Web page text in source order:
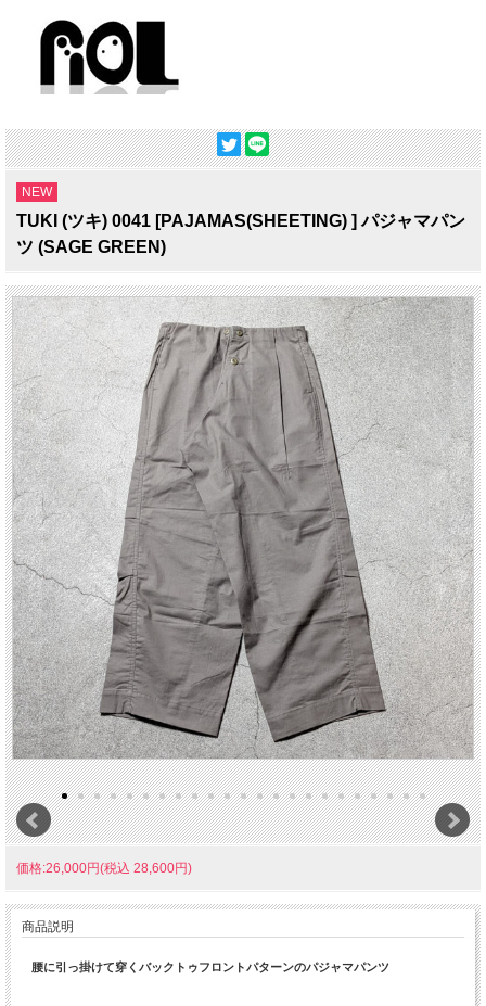
NEW
TUKI (ツキ) 0041 [PAJAMAS(SHEETING) ] パジャマパン
ツ (SAGE GREEN)
価格:26,000円(税込 28,600円)
商品説明
腰に引っ掛けて穿くバックトゥフロントパターンのパジャマパンツ